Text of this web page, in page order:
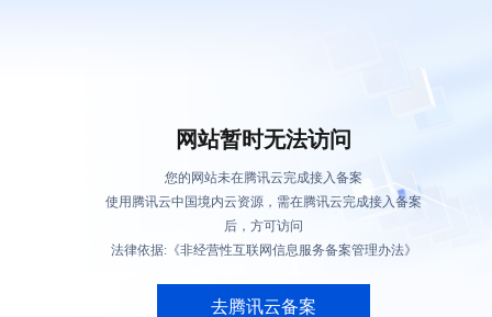
网站暂时无法访问
您的网站未在腾讯云完成接入备案
使用腾讯云中国境内云资源，需在腾讯云完成接入备案
后，方可访问
法律依据:《非经营性互联网信息服务备案管理办法》
去腾讯云备案